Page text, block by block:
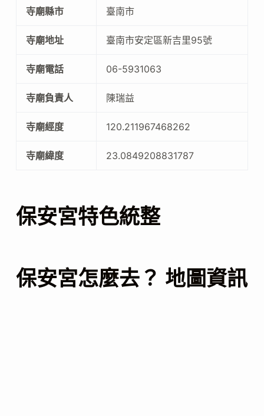
寺廟縣市 臺南市
寺廟地址 臺南市安定區新吉里95號
寺廟電話 06-5931063
寺廟負責人 陳瑞益
寺廟經度 120.211967468262
寺廟緯度 23.0849208831787
保安宮特色統整
保安宮怎麼去？ 地圖資訊